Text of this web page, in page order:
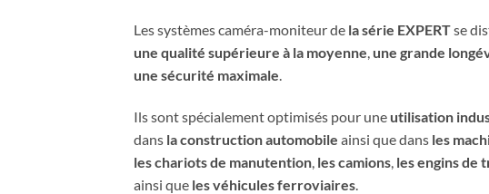
Les systèmes caméra-moniteur de la série EXPERTse
une qualité supérieure à la moyenne, une grande
une sécurité maximale.
Ils sont spécialement optimisés pour une utilisation
dans la construction automobile ainsi que dans les
les chariots de manutention les camions les engins de
ainsi que les véhicules ferroviaires